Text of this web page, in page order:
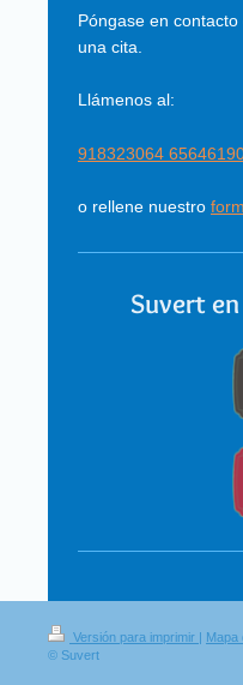
Póngase en
una cita.
Llámenos al:
918323064
o rellene nuestro
Suvert
Versión para imprimir | Mapa
© Suvert